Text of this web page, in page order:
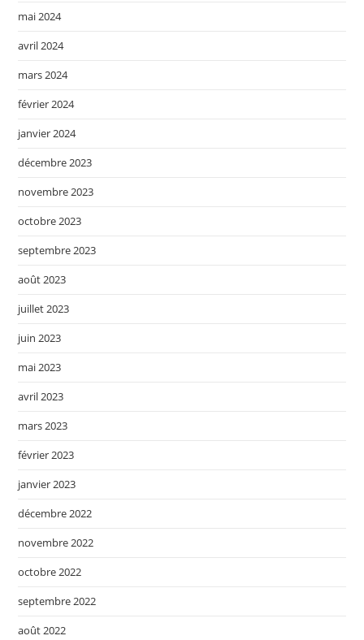
mai 2024
avril 2024
mars 2024
février 2024
janvier 2024
décembre 2023
novembre 2023
octobre 2023
septembre 2023
août 2023
juillet 2023
juin 2023
mai 2023
avril 2023
mars 2023
février 2023
janvier 2023
décembre 2022
novembre 2022
octobre 2022
septembre 2022
août 2022